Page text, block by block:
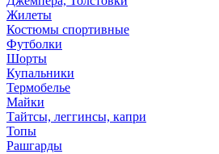
Жилеты
Костюмы спортивные
Футболки
Шорты
Купальники
Термобелье
Майки
Тайтсы, леггинсы, капри
Топы
Рашгарды